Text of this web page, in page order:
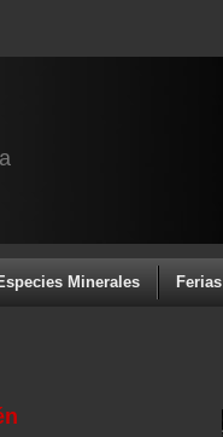
Minerales Ferias